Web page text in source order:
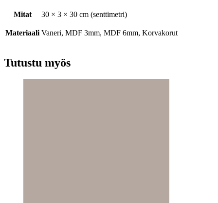
Mitat 30 × 3 × 30 cm (senttimetri)
Materiaali Vaneri, MDF 3mm, MDF 6mm, Korvakorut
Tutustu myös